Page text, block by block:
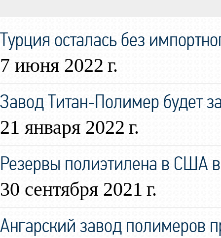
Турция осталась без
7 июня 2022 г.
Завод Титан-Полимер будет
21 января 2022 г.
Резервы полиэтилена в США
30 сентября 2021 г.
Ангарский завод полимеров